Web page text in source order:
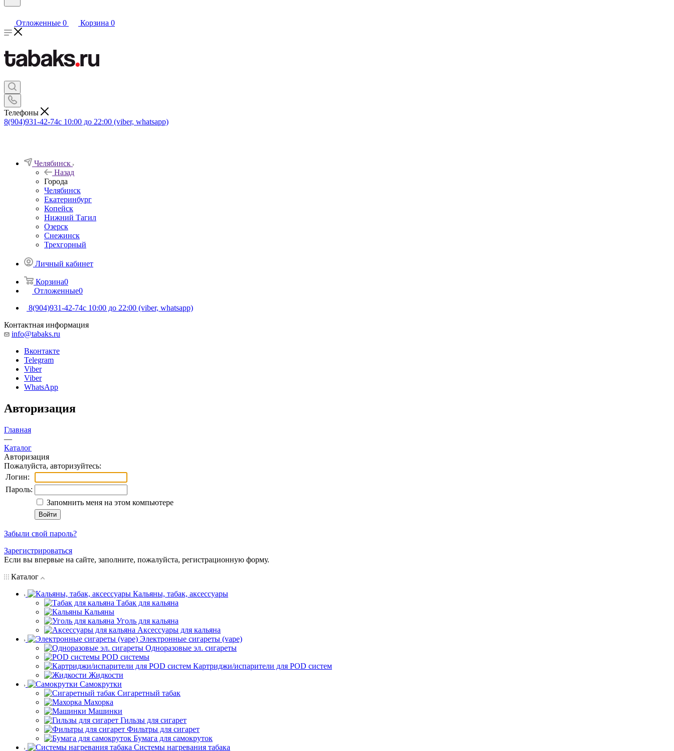
Отложенные 0 Корзина 0
Телефоны
8(904)931-42-74с 10:00 до 22:00 (viber, whatsapp)
Челябинск
Назад
Города
Челябинск
Екатеринбург
Копейск
Нижний Тагил
Озерск
Снежинск
Трехгорный
Личный кабинет
Корзина0
Отложенные0
8(904)931-42-74с 10:00 до 22:00 (viber, whatsapp)
Контактная информация
info@tabaks.ru
Вконтакте
Telegram
Viber
Viber
WhatsApp
Авторизация
Главная
—
Каталог
Авторизация
Пожалуйста, авторизуйтесь:
Логин:
Пароль:
Запомнить меня на этом компьютере
Забыли свой пароль?
Зарегистрироваться
Если вы впервые на сайте, заполните, пожалуйста, регистрационную форму.
Каталог
Кальяны, табак, аксессуары
Табак для кальяна
Кальяны
Уголь для кальяна
Аксессуары для кальяна
Электронные сигареты (vape)
Одноразовые эл. сигареты
POD системы
Картриджи/испарители для POD систем
Жидкости
Самокрутки
Сигаретный табак
Махорка
Машинки
Гильзы для сигарет
Фильтры для сигарет
Бумага для самокруток
Системы нагревания табака